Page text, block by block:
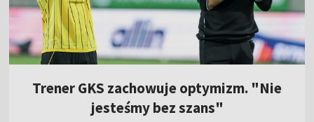
Trener GKS zachowuje optymizm. "Nie
jesteśmy bez szans"